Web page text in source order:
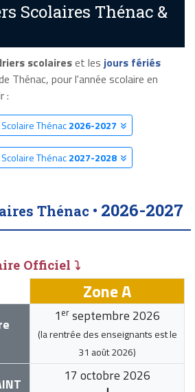
Scolaires Thénac &
scolaireset les jours fériés
Thénac, pour l'année scolaire en
:
Thénac2026-2027
Thénac2027-2028
Thénac • 2026-2027
Officiel ⤵
Zone A
1 er septembre 2026
(la rentrée des enseignants est le
31 août 2026)
17 octobre 2026